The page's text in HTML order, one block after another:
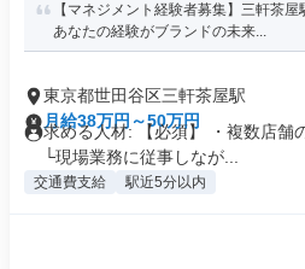
【マネジメント経験者募集】三軒茶
あなたの経験がブランドの未来...
東京都世田谷区三軒茶屋駅
月給38万円～50万円
求める人材: 【必須】 ・複数店舗
└現場業務に従事しなが...
交通費支給 駅近5分以内